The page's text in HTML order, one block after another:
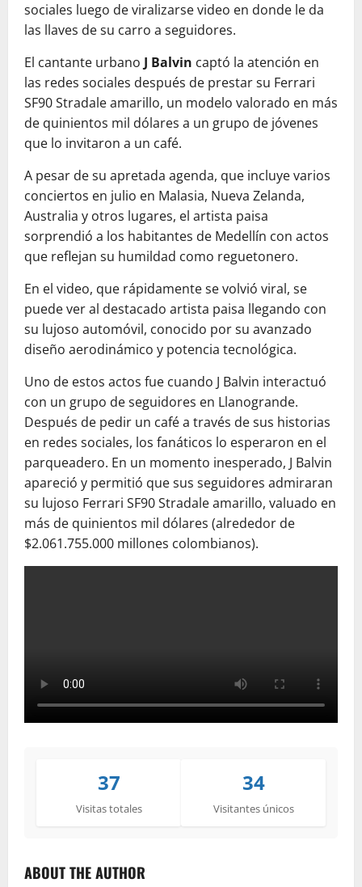
sociales luego de viralizarse video en donde le da
las llaves de su carro a seguidores.
El cantante urbano J Balvin captó la atención en
las redes sociales después de prestar su Ferrari
SF90 Stradale amarillo, un modelo valorado en más
de quinientos mil dólares a un grupo de jóvenes
que lo invitaron a un café.
A pesar de su apretada agenda, que incluye varios
conciertos en julio en Malasia, Nueva Zelanda,
Australia y otros lugares, el artista paisa
sorprendió a los habitantes de Medellín con actos
que reflejan su humildad como reguetonero.
En el video, que rápidamente se volvió viral, se
puede ver al destacado artista paisa llegando con
su lujoso automóvil, conocido por su avanzado
diseño aerodinámico y potencia tecnológica.
Uno de estos actos fue cuando J Balvin interactuó
con un grupo de seguidores en Llanogrande.
Después de pedir un café a través de sus historias
en redes sociales, los fanáticos lo esperaron en el
parqueadero. En un momento inesperado, J Balvin
apareció y permitió que sus seguidores admiraran
su lujoso Ferrari SF90 Stradale amarillo, valuado en
más de quinientos mil dólares (alrededor de
$2.061.755.000 millones colombianos).
37
Visitas totales
34
Visitantes únicos
ABOUT THE AUTHOR